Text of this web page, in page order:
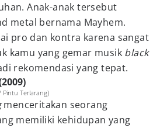
Anak-anak tersebut
metal bernama Mayhem.
pro dan kontra karena sangat
kamu yang gemar musik black
rekomendasi yang tepat.
Pintu Terlarang)
menceritakan seorang
memiliki kehidupan yang